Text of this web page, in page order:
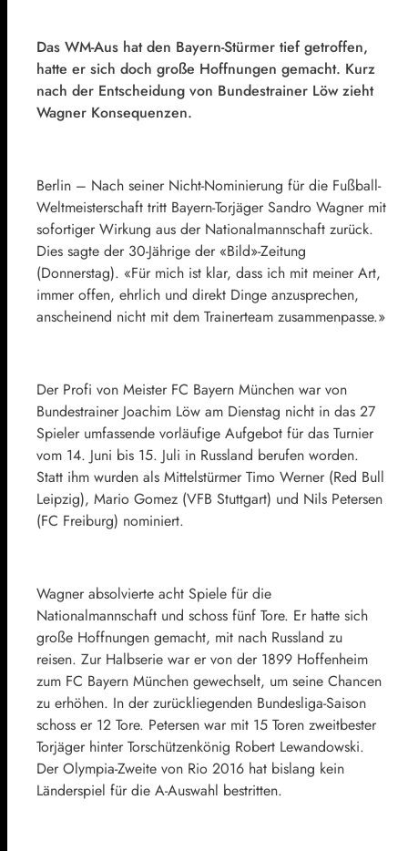
Das WM-Aus hat den Bayern-Stürmer tief getroffen,
hatte er sich doch große Hoffnungen gemacht. Kurz
nach der Entscheidung von Bundestrainer Löw zieht
Wagner Konsequenzen.
Berlin – Nach seiner Nicht-Nominierung für die Fußball-
Weltmeisterschaft tritt Bayern-Torjäger Sandro Wagner mit
sofortiger Wirkung aus der Nationalmannschaft zurück.
Dies sagte der 30-Jährige der «Bild»-Zeitung
(Donnerstag). «Für mich ist klar, dass ich mit meiner Art,
immer offen, ehrlich und direkt Dinge anzusprechen,
anscheinend nicht mit dem Trainerteam zusammenpasse.»
Der Profi von Meister FC Bayern München war von
Bundestrainer Joachim Löw am Dienstag nicht in das 27
Spieler umfassende vorläufige Aufgebot für das Turnier
vom 14. Juni bis 15. Juli in Russland berufen worden.
Statt ihm wurden als Mittelstürmer Timo Werner (Red Bull
Leipzig), Mario Gomez (VFB Stuttgart) und Nils Petersen
(FC Freiburg) nominiert.
Wagner absolvierte acht Spiele für die
Nationalmannschaft und schoss fünf Tore. Er hatte sich
große Hoffnungen gemacht, mit nach Russland zu
reisen. Zur Halbserie war er von der 1899 Hoffenheim
zum FC Bayern München gewechselt, um seine Chancen
zu erhöhen. In der zurückliegenden Bundesliga-Saison
schoss er 12 Tore. Petersen war mit 15 Toren zweitbester
Torjäger hinter Torschützenkönig Robert Lewandowski.
Der Olympia-Zweite von Rio 2016 hat bislang kein
Länderspiel für die A-Auswahl bestritten.